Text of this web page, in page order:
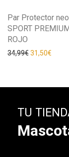
Par Protector
SPORT
ROJO
34,99€31,50€
TU